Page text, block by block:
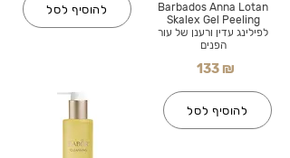
להוסיף לסל
Barbados Anna Lotan
Skalex Gel Peeling
לפילינג עדין ורענן של עור
הפנים
133 ₪
להוסיף לסל